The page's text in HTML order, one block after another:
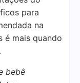
para
na
é mais quando
bebê